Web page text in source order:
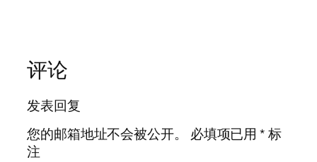
评论
发表回复
您的邮箱地址不会被公开。
必填项已用*标
注